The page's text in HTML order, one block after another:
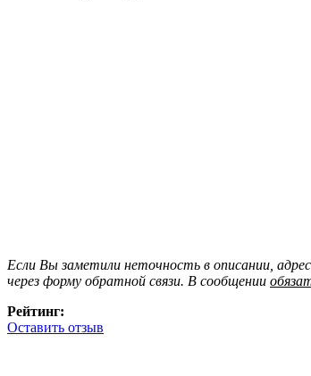
Если Вы заметили неточность в описании,
через форму обратной связи. В сообщении
Рейтинг:
Оставить отзыв